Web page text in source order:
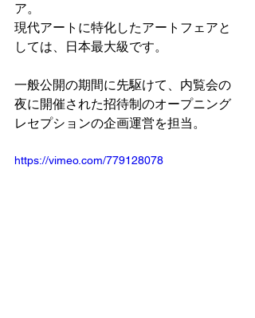
ア。
現代アートに特化したアートフェアと
しては、日本最大級です。
一般公開の期間に先駆けて、内覧会の
夜に開催された招待制のオープニング
レセプションの企画運営を担当。
https://vimeo.com/779128078